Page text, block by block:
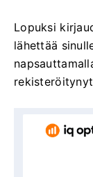
Lopuksi
lähettää